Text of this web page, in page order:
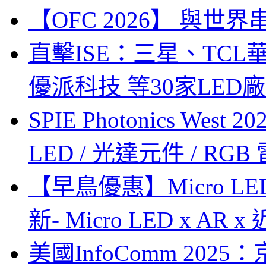
【OFC 2026】 與世界
直擊ISE：三星、TCL
優派科技 等30家LED
SPIE Photonics West
LED / 光達元件 / RGB
【早鳥優惠】Micro
新- Micro LED x AR x
美國InfoComm 2025